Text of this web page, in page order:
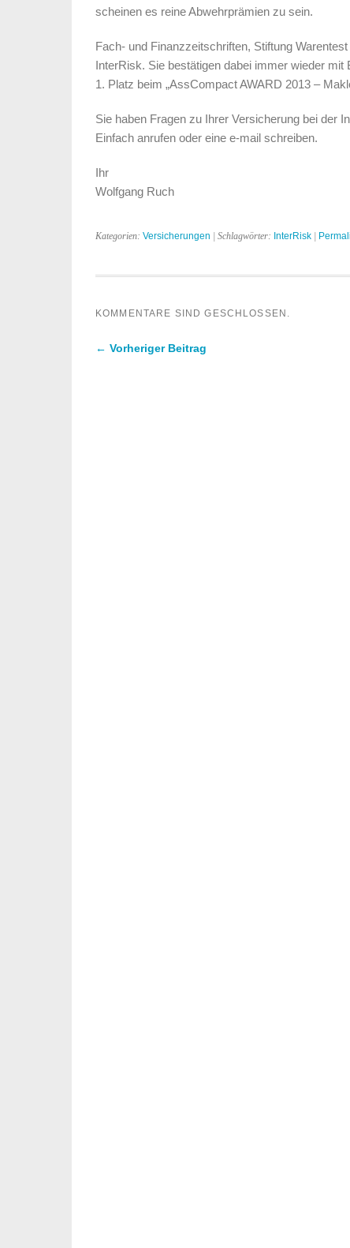
scheinen es reine Abwehrprämien zu sein.
Fach- und Finanzzeitschriften, Stiftung
InterRisk. Sie bestätigen dabei immer wieder
1. Platz beim „AssCompact AWARD 2013 –
Sie haben Fragen zu Ihrer Versicherung bei der
Einfach anrufen oder eine e-mail schreiben.
Ihr
Wolfgang Ruch
Kategorien: Versicherungen | Schlagwörter: InterRisk
KOMMENTARE SIND GESCHLOSSEN.
← Vorheriger Beitrag